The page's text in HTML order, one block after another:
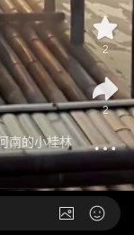
南的小桂林
2
2